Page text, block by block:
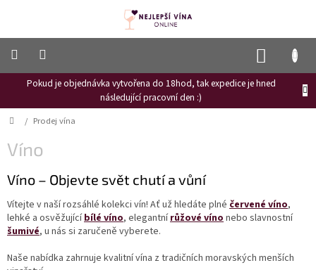
Pokud je objednávka vytvořena do 18hod, tak expedice je hned
následující pracovní den :)
Frizzante
víno
Hroznový
vinaři
Vinné
novinky
Bílé
Domů
/ Prodej vína
Víno
Víno – Objevte svět chutí a vůní
Vítejte v naší rozsáhlé kolekci vín! Ať už hledáte plné červené víno,
lehké a osvěžujícíbílé víno, elegantnírůžové vínonebo slavnostní
šumivé, u nás si zaručeně vyberete.
Naše nabídka zahrnuje kvalitní vína z tradičních moravských menších